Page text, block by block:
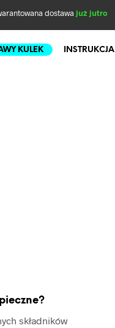
dostawa już jutro
KULEK
INSTRUKCJA
składników